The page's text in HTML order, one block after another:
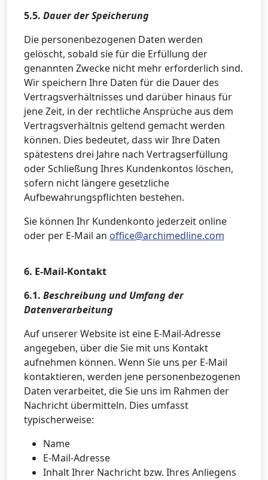
5.5. Dauer der Speicherung
Die personenbezogenen Daten werden
gelöscht, sobald sie für die Erfüllung der
genannten Zwecke nicht mehr erforderlich sind.
Wir speichern Ihre Daten für die Dauer des
Vertragsverhältnisses und darüber hinaus für
jene Zeit, in der rechtliche Ansprüche aus dem
Vertragsverhältnis geltend gemacht werden
können. Dies bedeutet, dass wir Ihre Daten
spätestens drei Jahre nach Vertragserfüllung
oder Schließung Ihres Kundenkontos löschen,
sofern nicht längere gesetzliche
Aufbewahrungspflichten bestehen.
Sie können Ihr Kundenkonto jederzeit online
oder per E-Mail an office@archimedline.com
6. E-Mail-Kontakt
6.1. Beschreibung und Umfang der
Datenverarbeitung
Auf unserer Website ist eine E-Mail-Adresse
angegeben, über die Sie mit uns Kontakt
aufnehmen können. Wenn Sie uns per E-Mail
kontaktieren, werden jene personenbezogenen
Daten verarbeitet, die Sie uns im Rahmen der
Nachricht übermitteln. Dies umfasst
typischerweise:
Name
E-Mail-Adresse
Inhalt Ihrer Nachricht bzw. Ihres Anliegens